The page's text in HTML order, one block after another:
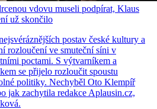
vdovu museli podpírat, Klaus
už skončilo
postav české kultury a
rozloučení ve smuteční síni v
poctami. S výtvarníkem a
se přijelo rozloučit spoustu
politiky. Nechyběl Oto Klempíř
jak zachytila redakce Aplausin.cz,